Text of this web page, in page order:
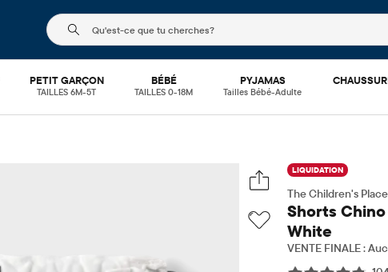
PETIT GARÇON
TAILLES 6M-5T
BÉBÉ
TAILLES 0-18M
PYJAMAS
Tailles Bébé-Adulte
LIQUIDATION
The Children's
Shorts
White
VENTE FINALE :